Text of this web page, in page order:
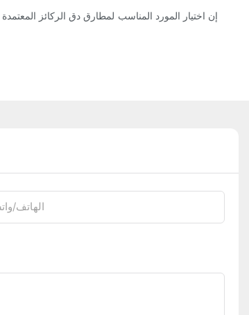
إن اختيار المورد المناسب لمطارق دق الركائز
الهاتف/